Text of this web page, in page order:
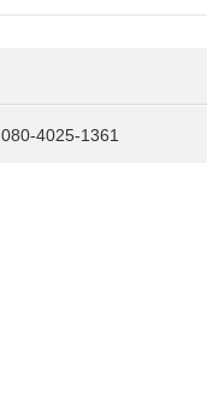
4025-1361